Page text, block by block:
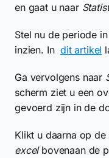
en gaat u naar
Stel nu de periode
inzien. Indit artikel
Ga vervolgens naar
scherm ziet u een
gevoerd zijn in de
Klikt u daarna op de
excelbovenaan de